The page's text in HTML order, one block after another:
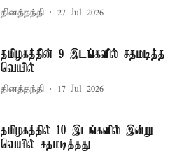
தினத்தந்தி 27 Jul 2026
தமிழகத்தின் 9 இடங்களில் சதமடித்த
வெயில்
தினத்தந்தி 17 Jul 2026
தமிழகத்தில் 10 இடங்களில் இன்று
வெயில் சதமடித்தது